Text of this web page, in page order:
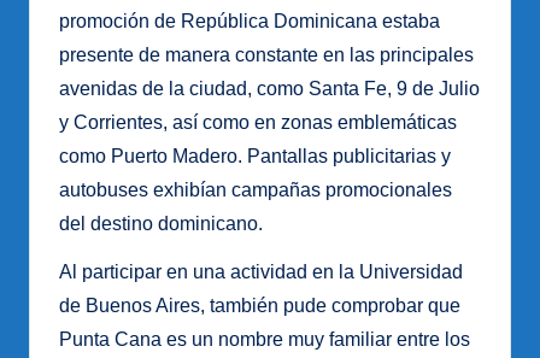
promoción de República Dominicana estaba
presente de manera constante en las principales
avenidas de la ciudad, como Santa Fe, 9 de Julio
y Corrientes, así como en zonas emblemáticas
como Puerto Madero. Pantallas publicitarias y
autobuses exhibían campañas promocionales
del destino dominicano.
Al participar en una actividad en la Universidad
de Buenos Aires, también pude comprobar que
Punta Cana es un nombre muy familiar entre los